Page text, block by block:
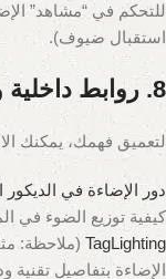
للتحكم في “مشاهد”
استقبال ضيوف).
8. روابط داخلية وخلفية لبناء الثقة والمصداقية
لتعميق فهمك، يمكنك
دور الإضاءة في الديكور
كيفية توزيع الضوء في
TagLighting (ملاحظة:
الإضاءة بتفاصيل تقنية